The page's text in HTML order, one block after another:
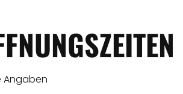
Angaben